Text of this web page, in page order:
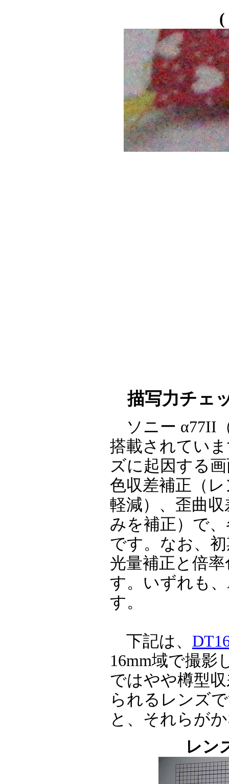
(
描写力チェ
ソニー α77II
搭載されてい
ズに起因する
色収差補正（
軽減）、歪曲
みを補正）で
です。なお、
光量補正と倍
す。いずれも
す。
下記は、
16mm域で撮影
ではやや樽型
られるレンズ
と、それらが
レン